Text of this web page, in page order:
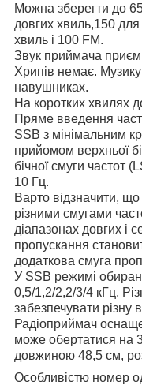
Можна зберегти до
довгих хвиль,150
хвиль і 100 FM.
Звук приймача
Хрипів немає.
навушниках.
На коротких хвилях
Пряме введення
SSB з мінімальним
прийомом верхньої
бічної смуги частот
10 Гц.
Варто відзначити,
різними смугами
діапазонах довгих і
пропускання
додаткова смуга
У SSB режимі
0,5/1,2/2,2/3/4 кГц.
забезпечувати різну
Радіоприймач
може обертатися на
довжиною 48,5 см,
Особливістю номер